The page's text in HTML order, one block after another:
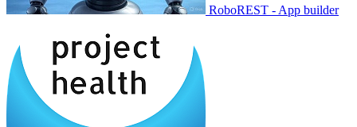
RoboREST - App builder